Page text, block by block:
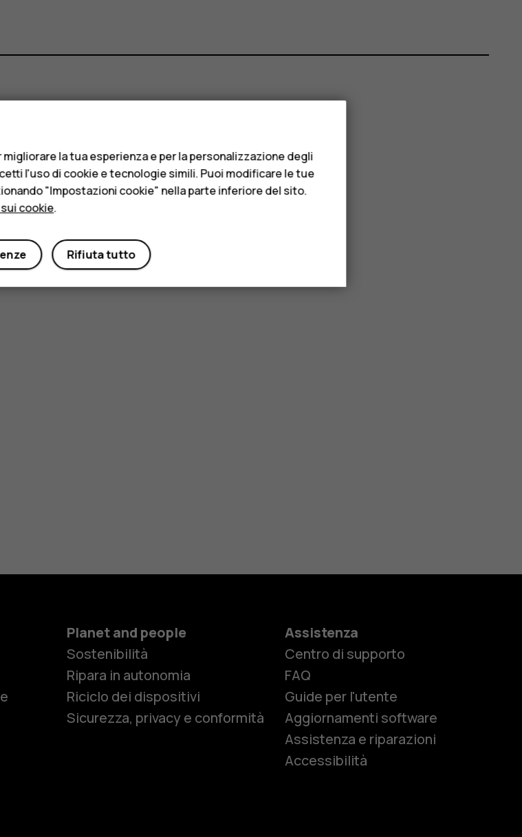
Cellulari
d'aiuto?
No
Planet and people
Sostenibilità
Ripara in autonomia
Riciclo dei dispositivi
Sicurezza, privacy e conformità
Assistenza
Centro di supporto
FAQ
Guide per l'utente
Aggiornamenti software
Assistenza e riparazioni
Accessibilità
la tua esperienza e per la personalizzazione degli
l'uso di cookie e tecnologie simili. Puoi modificare le tue
"Impostazioni cookie" nella parte inferiore del sito.
cookie.
Rifiuta tutto